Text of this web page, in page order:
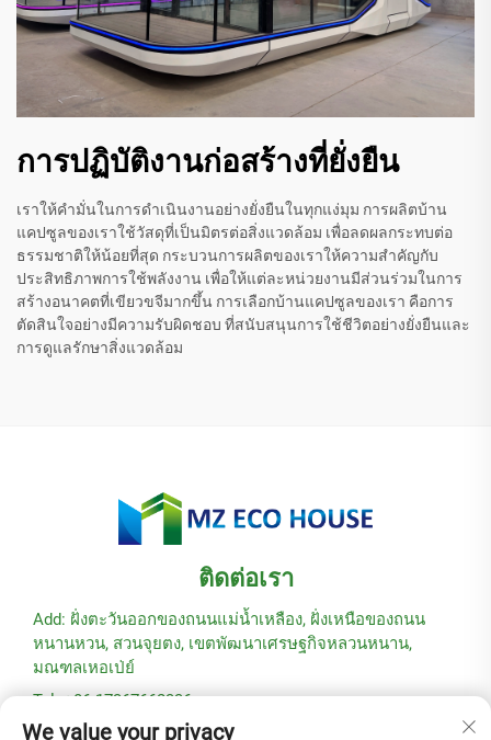
การปฏิบัติงานก่อสร้างที่ยั่งยืน
เราให้คำมั่นในการดำเนินงานอย่างยั่งยืนในทุกแง่มุม การผลิตบ้าน
แคปซูลของเราใช้วัสดุที่เป็นมิตรต่อสิ่งแวดล้อม เพื่อลดผลกระทบต่อ
ธรรมชาติให้น้อยที่สุด กระบวนการผลิตของเราให้ความสำคัญกับ
ประสิทธิภาพการใช้พลังงาน เพื่อให้แต่ละหน่วยงานมีส่วนร่วมในการ
สร้างอนาคตที่เขียวขจีมากขึ้น การเลือกบ้านแคปซูลของเรา คือการ
ตัดสินใจอย่างมีความรับผิดชอบ ที่สนับสนุนการใช้ชีวิตอย่างยั่งยืนและ
การดูแลรักษาสิ่งแวดล้อม
ติดต่อเรา
Add: ฝั่งตะวันออกของถนนแม่น้ำเหลือง, ฝั่งเหนือของถนน
หนานหวน, สวนจุยตง, เขตพัฒนาเศรษฐกิจหลวนหนาน,
มณฑลเหอเป่ย์
Tel: +86-17367662336
อีเมล:[email protected]
We value your privacy